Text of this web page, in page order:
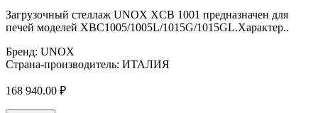
Загрузочный стеллаж UNOX XCB 1001 предназначен для
печей моделей XBC1005/1005L/1015G/1015GL.Характер..
Бренд: UNOX
Страна-производитель: ИТАЛИЯ
168 940.00 ₽